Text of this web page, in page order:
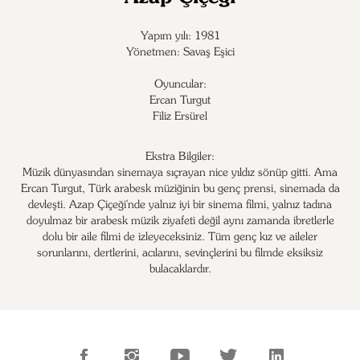
Yapım yılı: 1981
Yönetmen: Savaş Eşici
Oyuncular:
Ercan Turgut
Filiz Ersürel
Ekstra Bilgiler:
Müzik dünyasından sinemaya sıçrayan nice yıldız sönüp gitti. Ama
Ercan Turgut, Türk arabesk müziğinin bu genç prensi, sinemada da
devleşti. Azap Çiçeği'nde yalnız iyi bir sinema filmi, yalnız tadına
doyulmaz bir arabesk müzik ziyafeti değil aynı zamanda ibretlerle
dolu bir aile filmi de izleyeceksiniz. Tüm genç kız ve aileler
sorunlarını, dertlerini, acılarını, sevinçlerini bu filmde eksiksiz
bulacaklardır.